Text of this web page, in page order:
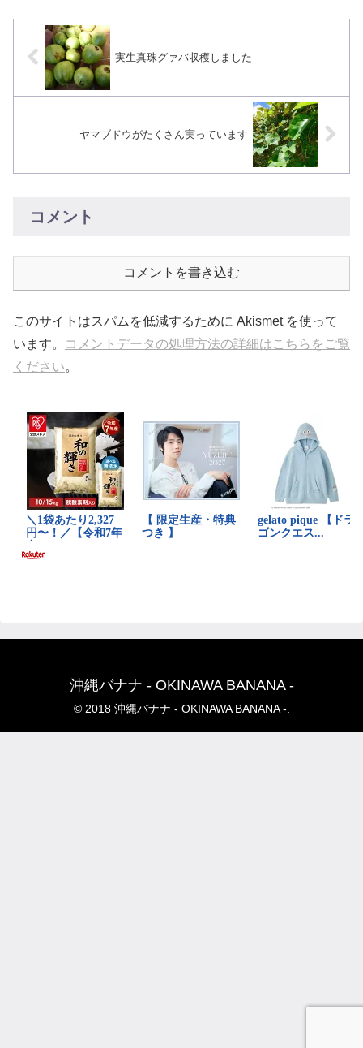
実生真珠グァバ収穫しました
ヤマブドウがたくさん実っています
コメント
コメントを書き込む
このサイトはスパムを低減するために Akismet を使って
います。
コメントデータの処理方法の詳細はこちらをご覧
ください。
沖縄バナナ - OKINAWA BANANA -
© 2018 沖縄バナナ - OKINAWA BANANA -.